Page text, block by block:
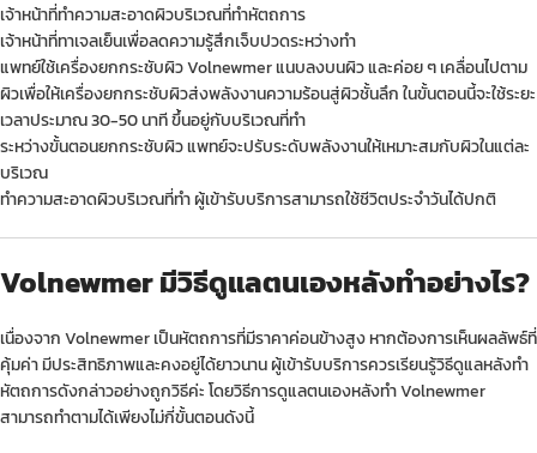
เจ้าหน้าที่ทำความสะอาดผิวบริเวณที่ทำหัตถการ
เจ้าหน้าที่ทาเจลเย็นเพื่อลดความรู้สึกเจ็บปวดระหว่างทำ
แพทย์ใช้เครื่องยกกระชับผิว Volnewmer แนบลงบนผิว และค่อย ๆ เคลื่อนไปตาม
ผิวเพื่อให้เครื่องยกกระชับผิวส่งพลังงานความร้อนสู่ผิวชั้นลึก ในขั้นตอนนี้จะใช้ระยะ
เวลาประมาณ 30-50 นาที ขึ้นอยู่กับบริเวณที่ทำ
ระหว่างขั้นตอนยกกระชับผิว แพทย์จะปรับระดับพลังงานให้เหมาะสมกับผิวในแต่ละ
บริเวณ
ทำความสะอาดผิวบริเวณที่ทำ ผู้เข้ารับบริการสามารถใช้ชีวิตประจำวันได้ปกติ
Volnewmer มีวิธีดูแลตนเองหลังทำอย่างไร?
เนื่องจาก Volnewmer เป็นหัตถการที่มีราคาค่อนข้างสูง หากต้องการเห็นผลลัพธ์ที่
คุ้มค่า มีประสิทธิภาพและคงอยู่ได้ยาวนาน ผู้เข้ารับบริการควรเรียนรู้วิธีดูแลหลังทำ
หัตถการดังกล่าวอย่างถูกวิธีค่ะ โดยวิธีการดูแลตนเองหลังทำ Volnewmer
สามารถทำตามได้เพียงไม่กี่ขั้นตอนดังนี้